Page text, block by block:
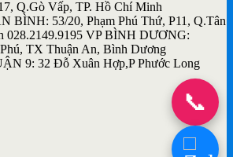
Q.Gò Vấp, TP. Hồ Chí Minh
BÌNH: 53/20, Phạm Phú Thứ, P11, Q.Tân
028.2149.9195 VP BÌNH DƯƠNG:
TX Thuận An, Bình Dương
9: 32 Đỗ Xuân Hợp,P Phước Long
📞